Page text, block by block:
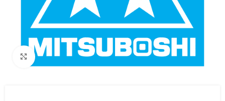
Click to enlarge